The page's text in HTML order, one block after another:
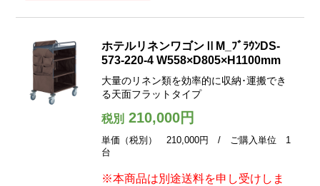
ホテルリネンワゴンⅡM_ﾌﾞﾗｳﾝDS-
573-220-4 W558×D805×H1100mm
大量のリネン類を効率的に収納･運搬でき
る天面フラットタイプ
税別210,000円
単価（税別） 210,000円 / ご購入単位 1
台
※本商品は別途送料を申し受けしま